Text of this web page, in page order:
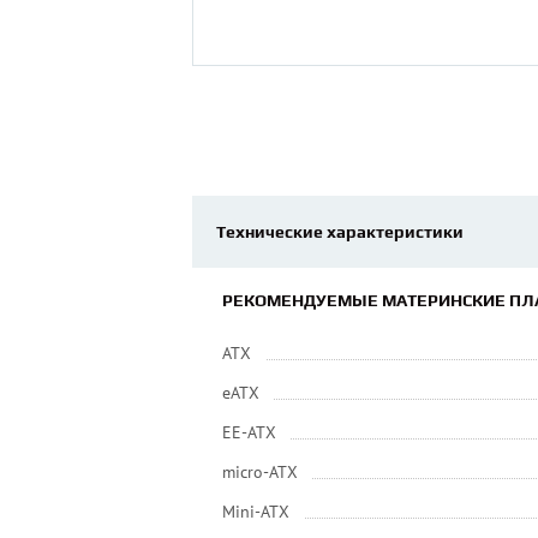
Технические характеристики
РЕКОМЕНДУЕМЫЕ МАТЕРИНСКИЕ
ATX
eATX
EE-ATX
micro-ATX
Mini-ATX